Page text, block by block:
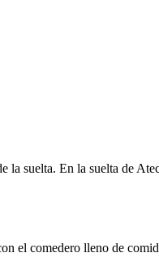
suelta. En la suelta de
el comedero lleno de